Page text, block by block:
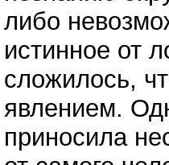
либо
истинное от
сложилось,
явлением.
приносила